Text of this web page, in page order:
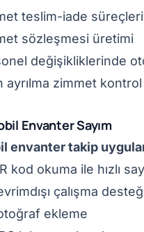
teslim-iade süreçleri
sözleşmesi üretimi
değişikliklerinde
ayrılma zimmet
Envanter Sayım
envanter takip
kod okuma ile hızlı
çalışma
ekleme